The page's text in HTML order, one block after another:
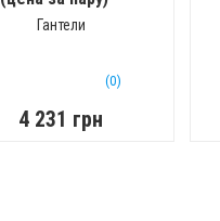
Гантели
(0)
4 231 грн